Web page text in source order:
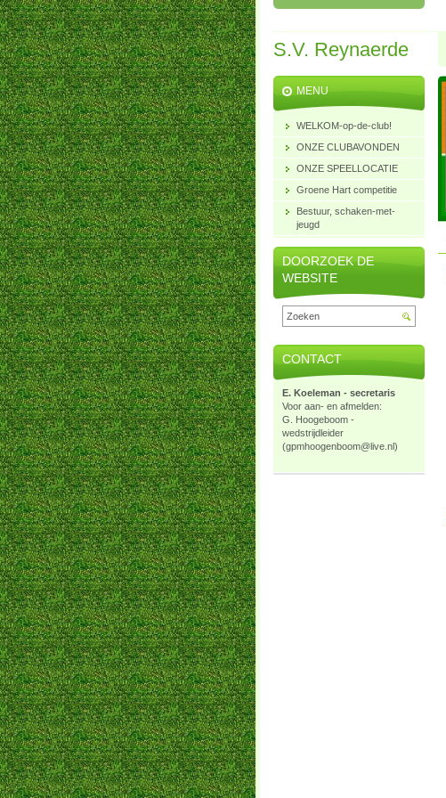
S.V. Reynaerde
MENU
WELKOM-op-de-club!
ONZE CLUBAVONDEN
ONZE SPEELLOCATIE
Groene Hart competitie
Bestuur, schaken-met-
jeugd
DOORZOEK DE
WEBSITE
CONTACT
E. Koeleman - secretaris
Voor aan- en afmelden:
G. Hoogeboom -
wedstrijdleider
(gpmhoogenboom@live.nl)